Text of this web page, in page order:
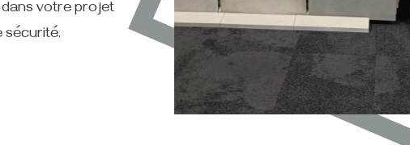
votre projet
sécurité.